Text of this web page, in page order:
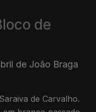
de
de João Braga
de Carvalho.